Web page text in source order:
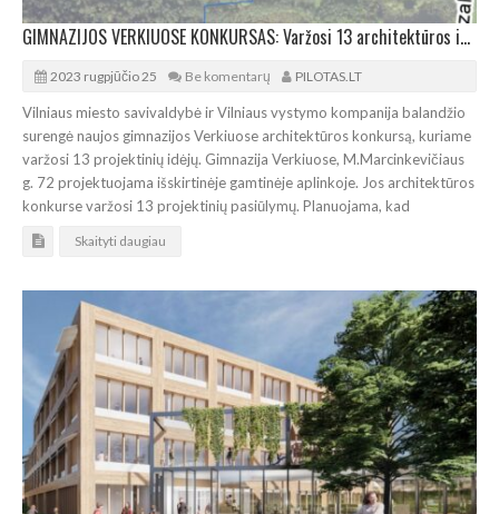
GIMNAZIJOS VERKIUOSE KONKURSAS: Varžosi 13 architektūros idėjų
2023 rugpjūčio 25 Be komentarų PILOTAS.LT
Vilniaus miesto savivaldybė ir Vilniaus vystymo kompanija balandžio
surengė naujos gimnazijos Verkiuose architektūros konkursą, kuriame
varžosi 13 projektinių idėjų. Gimnazija Verkiuose, M.Marcinkevičiaus
g. 72 projektuojama išskirtinėje gamtinėje aplinkoje. Jos architektūros
konkurse varžosi 13 projektinių pasiūlymų. Planuojama, kad
Skaityti daugiau